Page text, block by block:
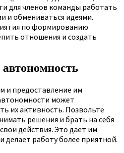
для членов команды работать
и обмениваться идеями.
по формированию
отношения и создать
и предоставление им
может
их активность. Позвольте
решения и брать на себя
действия. Это дает им
делает работу более приятной.